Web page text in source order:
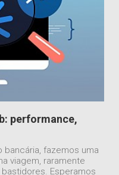
performance,
bancária, fazemos uma
viagem, raramente
Esperamos